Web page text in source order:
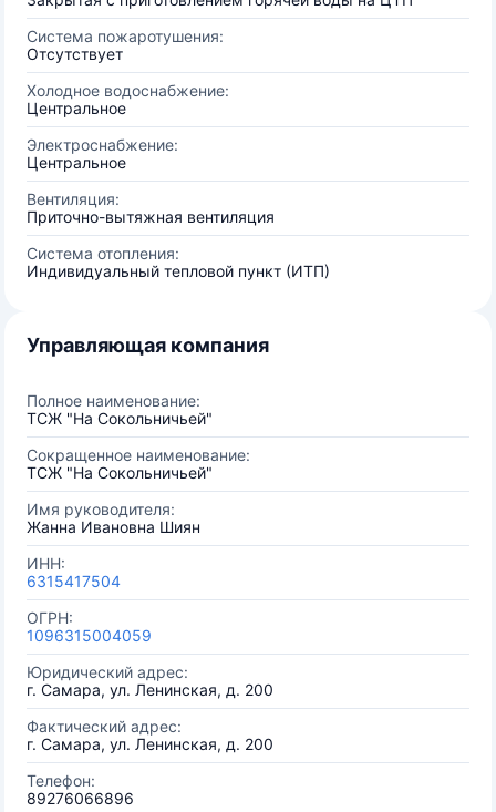
Система пожаротушения:
Отсутствует
Холодное водоснабжение:
Центральное
Электроснабжение:
Центральное
Вентиляция:
Приточно-вытяжная вентиляция
Система отопления:
Индивидуальный тепловой пункт (ИТП)
Управляющая компания
Полное наименование:
ТСЖ "На Сокольничьей"
Сокращенное наименование:
ТСЖ "На Сокольничьей"
Имя руководителя:
Жанна Ивановна Шиян
ИНН:
6315417504
ОГРН:
1096315004059
Юридический адрес:
г. Самара, ул. Ленинская, д. 200
Фактический адрес:
г. Самара, ул. Ленинская, д. 200
Телефон:
89276066896